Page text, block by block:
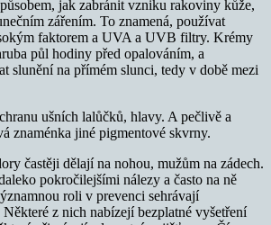
jak zabránit vzniku rakoviny kůže,
zářením. To znamená, používat
faktorem a UVA a UVB filtry. Krémy
půl hodiny před opalováním, a
slunění na přímém slunci, tedy v době mezi
ušních lalůčků, hlavy. A pečlivě a
znaménka jiné pigmentové skvrny.
častěji dělají na nohou, mužům na zádech.
pokročilejšími nálezy a často na ně
roli v prevenci sehrávají
z nich nabízejí bezplatné vyšetření